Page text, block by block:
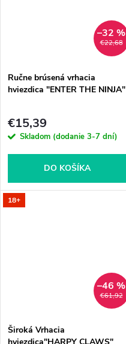
€22,68
–32 %
Ručne brúsená vrhacia
hviezdica "ENTER THE NINJA"
€15,39
Skladom (dodanie 3-7 dní)
DO KOŠÍKA
18+
€61,92
–46 %
Široká Vrhacia